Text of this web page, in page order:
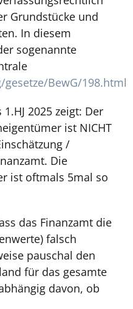
Grundstücke und
In diesem
sogenannte
BewG/198.html
2025 zeigt: Der
ist NICHT
/
Die
ist oftmals 5mal so
das Finanzamt die
falsch
pauschal den
für das gesamte
davon, ob